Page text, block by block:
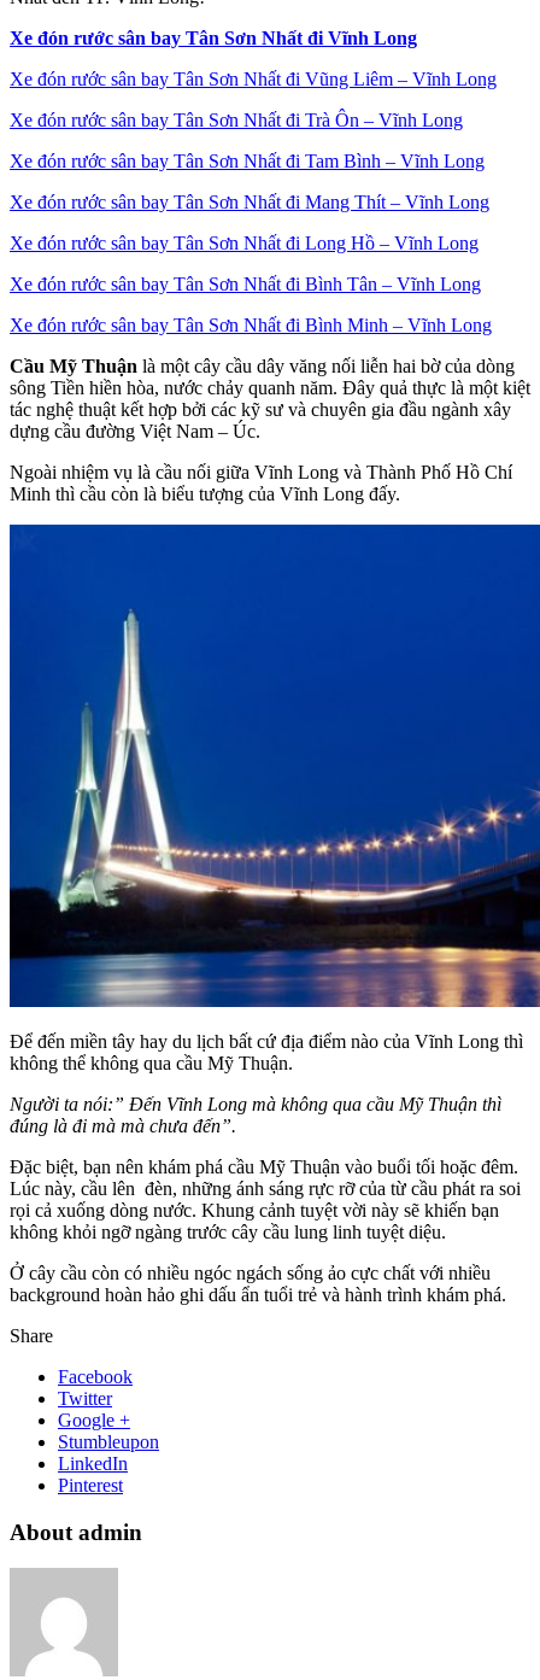
Xe đón rước sân bay Tân Sơn Nhất đi Vĩnh Long
Xe đón rước sân bay Tân Sơn Nhất đi Vũng Liêm – Vĩnh Long
Xe đón rước sân bay Tân Sơn Nhất đi Trà Ôn – Vĩnh Long
Xe đón rước sân bay Tân Sơn Nhất đi Tam Bình – Vĩnh Long
Xe đón rước sân bay Tân Sơn Nhất đi Mang Thít – Vĩnh Long
Xe đón rước sân bay Tân Sơn Nhất đi Long Hồ – Vĩnh Long
Xe đón rước sân bay Tân Sơn Nhất đi Bình Tân – Vĩnh Long
Xe đón rước sân bay Tân Sơn Nhất đi Bình Minh – Vĩnh Long
Cầu Mỹ Thuận là một cây cầu dây văng nối liễn hai bờ của dòng
sông Tiền hiền hòa, nước chảy quanh năm. Đây quả thực là một kiệt
tác nghệ thuật kết hợp bởi các kỹ sư và chuyên gia đầu ngành xây
dựng cầu đường Việt Nam – Úc.
Ngoài nhiệm vụ là cầu nối giữa Vĩnh Long và Thành Phố Hồ Chí
Minh thì cầu còn là biểu tượng của Vĩnh Long đấy.
Để đến miền tây hay du lịch bất cứ địa điểm nào của Vĩnh Long thì
không thể không qua cầu Mỹ Thuận.
Người ta nói:” Đến Vĩnh Long mà không qua cầu Mỹ Thuận thì
đúng là đi mà mà chưa đến”.
Đặc biệt, bạn nên khám phá cầu Mỹ Thuận vào buổi tối hoặc đêm.
Lúc này, cầu lên đèn, những ánh sáng rực rỡ của từ cầu phát ra soi
rọi cả xuống dòng nước. Khung cảnh tuyệt vời này sẽ khiến bạn
không khỏi ngỡ ngàng trước cây cầu lung linh tuyệt diệu.
Ở cây cầu còn có nhiều ngóc ngách sống ảo cực chất với nhiều
background hoàn hảo ghi dấu ẩn tuổi trẻ và hành trình khám phá.
Share
Facebook
Twitter
Google +
Stumbleupon
LinkedIn
Pinterest
About admin